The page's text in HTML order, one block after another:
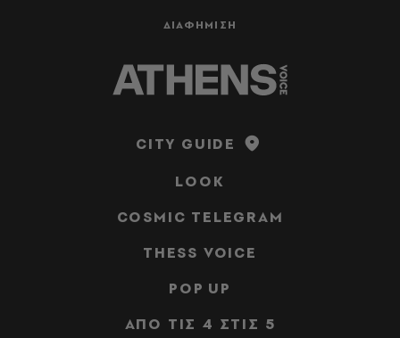
ΔΙΑΦΗΜΙΣΗ
CITY GUIDE
LOOK
COSMIC TELEGRAM
THESS VOICE
POP UP
ΑΠΟ ΤΙΣ 4 ΣΤΙΣ 5